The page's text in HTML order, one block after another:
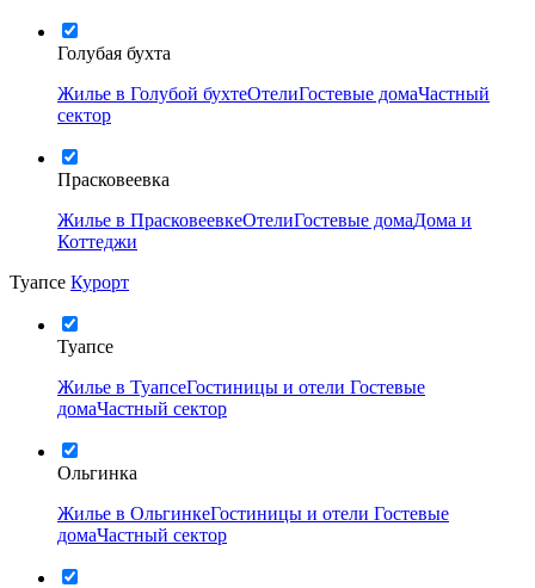
Голубая бухта
Жилье в Голубой бухтеОтелиГостевые домаЧастный
сектор
Прасковеевка
Жилье в ПрасковеевкеОтелиГостевые домаДома и
Коттеджи
Туапсе Курорт
Туапсе
Жилье в ТуапсеГостиницы и отели Гостевые
домаЧастный сектор
Ольгинка
Жилье в ОльгинкеГостиницы и отели Гостевые
домаЧастный сектор